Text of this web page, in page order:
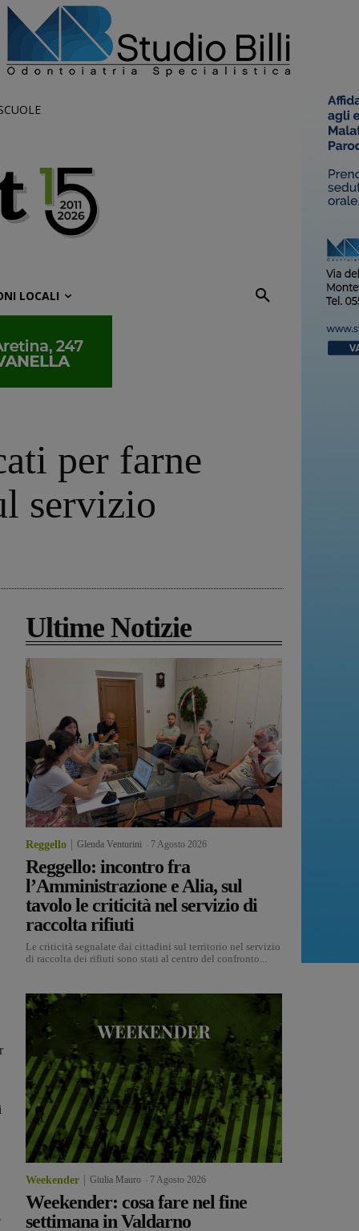
LOCALI
per farne
servizio
Ultime Notizie
Reggello Glenda Venturini 7 Agosto 2026
Reggello: incontro fra
l’Amministrazione e Alia, sul
tavolo le criticità nel servizio di
raccolta rifiuti
Le criticità segnalate dai cittadini sul territorio nel servizio
di raccolta dei rifiuti sono stati al centro del confronto...
Weekender Giulia Mauro 7 Agosto 2026
Weekender: cosa fare nel fine
settimana in Valdarno